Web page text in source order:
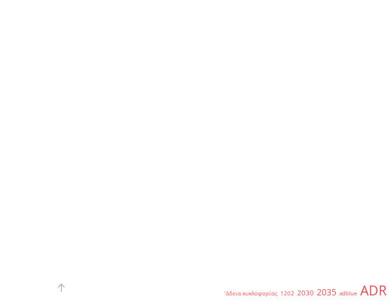
'άδεια κυκλοφορίας 1202 2030 2035 adblue ADR